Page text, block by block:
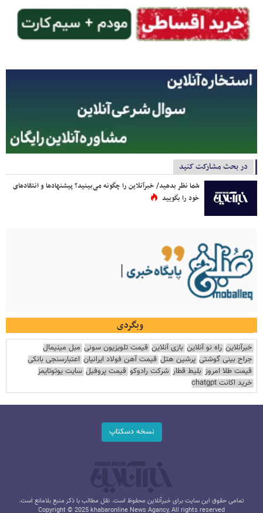
در بحث مشارکت کنید
شما نظر بدهید/ خبرآنلاین را چگونه می‌بینید؟ پیشنهادها و انتقادهای
خود را بگویید
وبگردی
خبرآنلاین راه نو آنلاین بازی آنلاین قیمت تلویزیون سونی مبل مینیمال
جراح بینی گوشتی پرشین هتل قیمت آهن فولاد ایرانیان اعتبارسنجی بانکی
قیمت طلا امروز بلیط قطار شرکت رادوکو قیمت پروفیل سایت یوتوتایمز
خرید اکانت chatgpt
نسخه دسکتاپ
تمامی حقوق این سایت برای خبرآنلاین محفوظ است. نقل مطالب با ذکر منبع بلامانع است.
Copyright © 2025 khabaronline News Agancy, All rights reserved